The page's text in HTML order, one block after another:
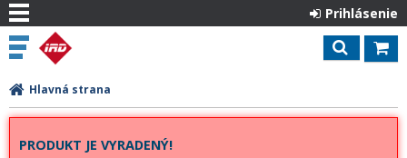
Prihlásenie
Hlavná strana
PRODUKT JE VYRADENÝ!